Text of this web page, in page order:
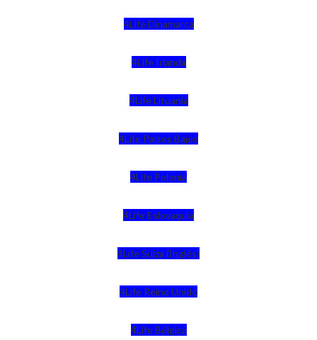
4Life Dinamarca
4Life Irlanda
4Life Lituania
4Life Paises Bajos
4Life Polonia
4Life Eslovaquia
4Life Suiza (Inglés)
4Life Reino Unido
4Life Bélgica